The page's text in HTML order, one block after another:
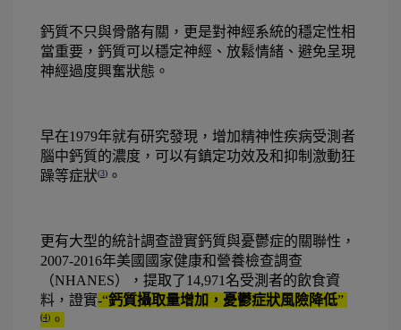
鈣質不只與骨骼有關，更是對神經系統的穩定性相
當重要，鈣質可以穩定神經、放鬆情緒、避免呈現
神經過度興奮狀態。
早在1979年就有研究發現，增加精神性疾病受測者
腦中鈣質的濃度，可以有鎮定功效及和抑制激動狂
躁等症狀(3) 。
更有大型的統計調查證實鈣質與憂鬱症的關聯性，
2007-2016年美國國家健康和營養檢查調查
（NHANES），提取了14,971名受測者的飲食資
料，證實-“鈣質攝取量增加，憂鬱症狀風險降低
(4) 。